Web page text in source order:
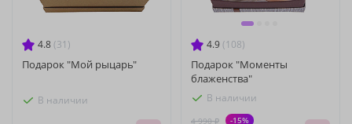
4.8 (31)
Подарок "Мой рыцарь"
В наличии
4.9 (108)
Подарок "Моменты
блаженства"
В наличии
4 990 ₽ -15%